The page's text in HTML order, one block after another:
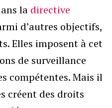
la directive
d’autres objectifs,
Elles imposent à cet
de surveillance
compétentes. Mais il
créent des droits